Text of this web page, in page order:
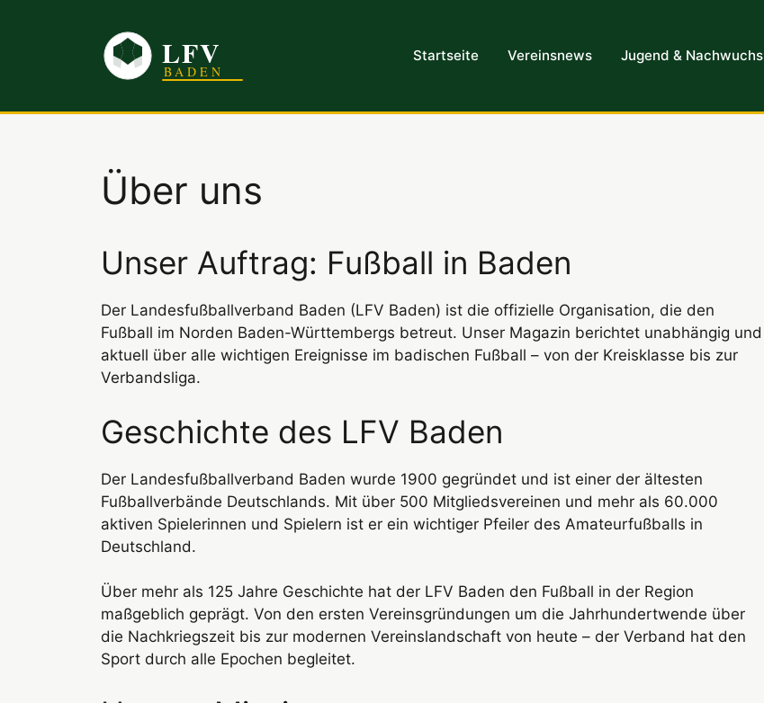
Startseite Vereinsnews Jugend & Nachwuchs
Über uns
Unser Auftrag: Fußball in Baden
Der Landesfußballverband Baden (LFV Baden) ist die offizielle Organisation, die den
Fußball im Norden Baden-Württembergs betreut. Unser Magazin berichtet unabhängig und
aktuell über alle wichtigen Ereignisse im badischen Fußball – von der Kreisklasse bis zur
Verbandsliga.
Geschichte des LFV Baden
Der Landesfußballverband Baden wurde 1900 gegründet und ist einer der ältesten
Fußballverbände Deutschlands. Mit über 500 Mitgliedsvereinen und mehr als 60.000
aktiven Spielerinnen und Spielern ist er ein wichtiger Pfeiler des Amateurfußballs in
Deutschland.
Über mehr als 125 Jahre Geschichte hat der LFV Baden den Fußball in der Region
maßgeblich geprägt. Von den ersten Vereinsgründungen um die Jahrhundertwende über
die Nachkriegszeit bis zur modernen Vereinslandschaft von heute – der Verband hat den
Sport durch alle Epochen begleitet.